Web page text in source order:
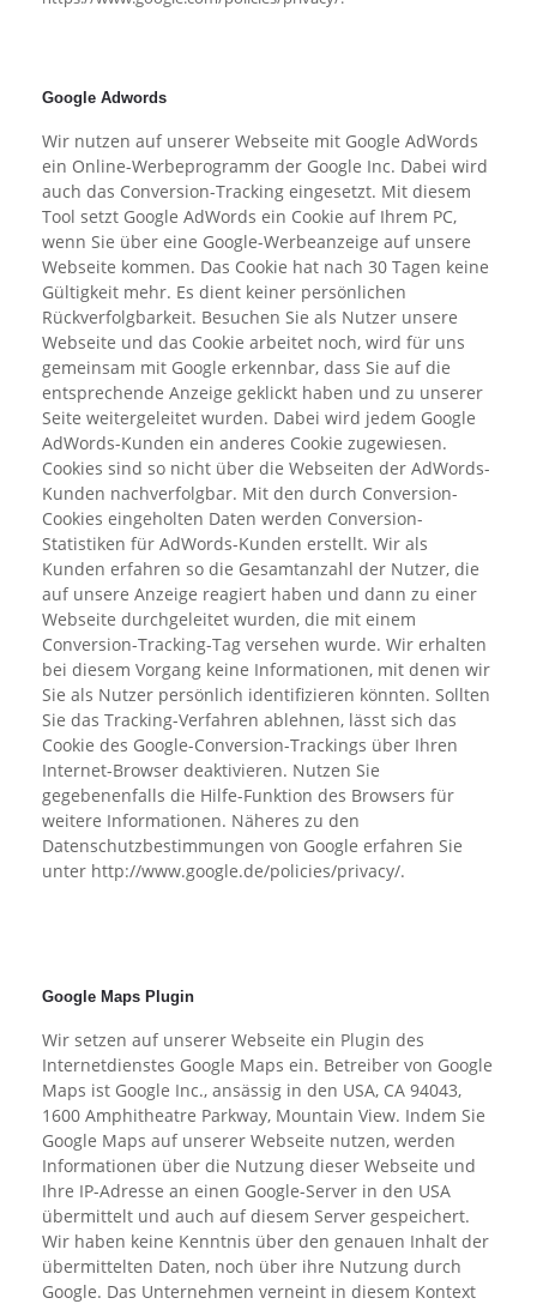
Google Adwords
Wir nutzen auf unserer Webseite mit Google AdWords
ein Online-Werbeprogramm der Google Inc. Dabei wird
auch das Conversion-Tracking eingesetzt. Mit diesem
Tool setzt Google AdWords ein Cookie auf Ihrem PC,
wenn Sie über eine Google-Werbeanzeige auf unsere
Webseite kommen. Das Cookie hat nach 30 Tagen keine
Gültigkeit mehr. Es dient keiner persönlichen
Rückverfolgbarkeit. Besuchen Sie als Nutzer unsere
Webseite und das Cookie arbeitet noch, wird für uns
gemeinsam mit Google erkennbar, dass Sie auf die
entsprechende Anzeige geklickt haben und zu unserer
Seite weitergeleitet wurden. Dabei wird jedem Google
AdWords-Kunden ein anderes Cookie zugewiesen.
Cookies sind so nicht über die Webseiten der AdWords-
Kunden nachverfolgbar. Mit den durch Conversion-
Cookies eingeholten Daten werden Conversion-
Statistiken für AdWords-Kunden erstellt. Wir als
Kunden erfahren so die Gesamtanzahl der Nutzer, die
auf unsere Anzeige reagiert haben und dann zu einer
Webseite durchgeleitet wurden, die mit einem
Conversion-Tracking-Tag versehen wurde. Wir erhalten
bei diesem Vorgang keine Informationen, mit denen wir
Sie als Nutzer persönlich identifizieren könnten. Sollten
Sie das Tracking-Verfahren ablehnen, lässt sich das
Cookie des Google-Conversion-Trackings über Ihren
Internet-Browser deaktivieren. Nutzen Sie
gegebenenfalls die Hilfe-Funktion des Browsers für
weitere Informationen. Näheres zu den
Datenschutzbestimmungen von Google erfahren Sie
unter http://www.google.de/policies/privacy/.
Google Maps Plugin
Wir setzen auf unserer Webseite ein Plugin des
Internetdienstes Google Maps ein. Betreiber von Google
Maps ist Google Inc., ansässig in den USA, CA 94043,
1600 Amphitheatre Parkway, Mountain View. Indem Sie
Google Maps auf unserer Webseite nutzen, werden
Informationen über die Nutzung dieser Webseite und
Ihre IP-Adresse an einen Google-Server in den USA
übermittelt und auch auf diesem Server gespeichert.
Wir haben keine Kenntnis über den genauen Inhalt der
übermittelten Daten, noch über ihre Nutzung durch
Google. Das Unternehmen verneint in diesem Kontext